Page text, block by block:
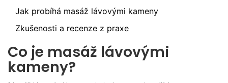
Jak probíhá masáž lávovými kameny
Zkušenosti a recenze z praxe
Co je masáž lávovými
kameny?